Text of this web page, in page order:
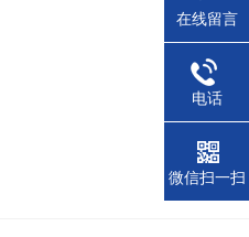
在线留言
电话
微信扫一扫